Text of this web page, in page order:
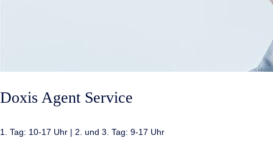
Doxis Agent Service
1. Tag: 10-17 Uhr | 2. und 3. Tag: 9-17 Uhr